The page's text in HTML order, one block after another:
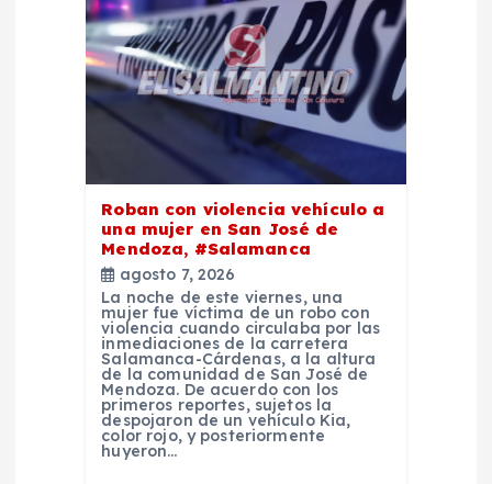
Roban con violencia vehículo a
una mujer en San José de
Mendoza, #Salamanca
agosto 7, 2026
La noche de este viernes, una
mujer fue víctima de un robo con
violencia cuando circulaba por las
inmediaciones de la carretera
Salamanca-Cárdenas, a la altura
de la comunidad de San José de
Mendoza. De acuerdo con los
primeros reportes, sujetos la
despojaron de un vehículo Kia,
color rojo, y posteriormente
huyeron…